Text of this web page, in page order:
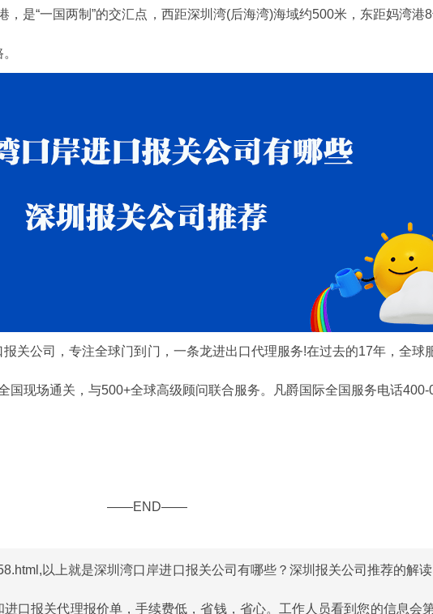
“一国两制”的交汇点，西距深圳湾(后海湾)海域约500米，东距妈湾港
公司，专注全球门到门，一条龙进出口代理服务!在过去的17年，全球
现场通关，与500+全球高级顾问联合服务。凡爵国际全国服务电话400-
——END——
,以上就是深圳湾口岸进口报关公司有哪些？深圳报关公司推荐的解
口报关代理报价单，手续费低，省钱，省心。工作人员看到您的信息会